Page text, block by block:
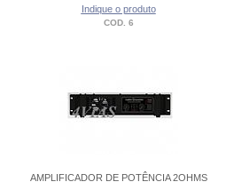
Indique o produto
COD. 6
AMPLIFICADOR DE POTÊNCIA 2OHMS